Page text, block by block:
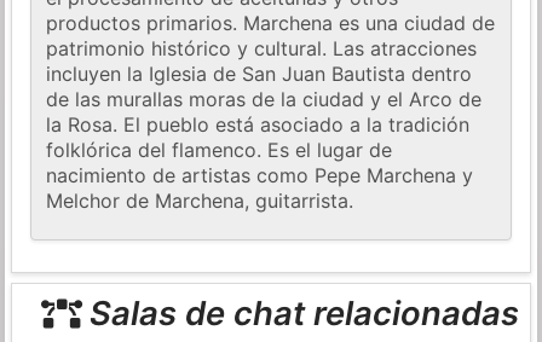
productos primarios. Marchena es una ciudad de
patrimonio histórico y cultural. Las atracciones
incluyen la Iglesia de San Juan Bautista dentro
de las murallas moras de la ciudad y el Arco de
la Rosa. El pueblo está asociado a la tradición
folklórica del flamenco. Es el lugar de
nacimiento de artistas como Pepe Marchena y
Melchor de Marchena, guitarrista.
Salas de chat relacionadas